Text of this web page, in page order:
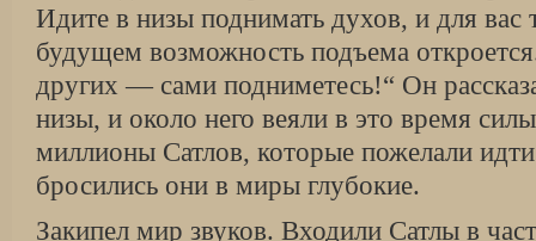
Идите в низы поднимать духов, и для вас
будущем возможность подъема
других — сами подниметесь!“ Он
низы, и около него веяли в это время
миллионы Сатлов, которые пожелали
бросились они в миры глубокие.
Закипел мир звуков. Входили Сатлы в